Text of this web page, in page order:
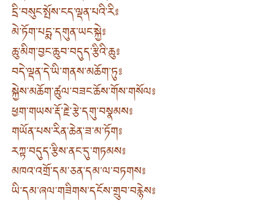
དྲི་བསུང་སྤོས་ངད་ལྡན་པའི་རི༔
མེ་ཏོག་པདྨ་དགུན་ཡང་སྐྱེ༔
ཆུ་མིག་བྱང་ཆུབ་བདུད་རྩིའི་ཆུ༔
བདེ་ལྡན་དེ་ཡི་གནས་མཆོག་ཏུ༔
སྐྱེས་མཆོག་ཚུལ་བཟང་ཆོས་གོས་གསོལ༔
ཕྱག་གཡས་རྡོ་རྗེ་རྩེ་དགུ་བསྣམས༔
གཡོན་པས་རིན་ཆེན་ཟ་མ་ཏོག༔
རཀྟ་བདུད་རྩིས་ནང་དུ་གཏམས༔
མཁའ་འགྲོ་དམ་ཅན་དམ་ལ་བཏགས༔
ཡི་དམ་ཞལ་གཟིགས་དངོས་གྲུབ་བརྙེས༔